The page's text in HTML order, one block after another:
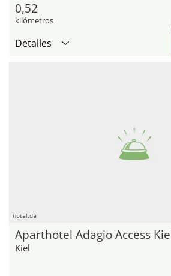
0,52
kilómetros
Detalles
hotel.de
Aparthotel Adagio Access
Kiel